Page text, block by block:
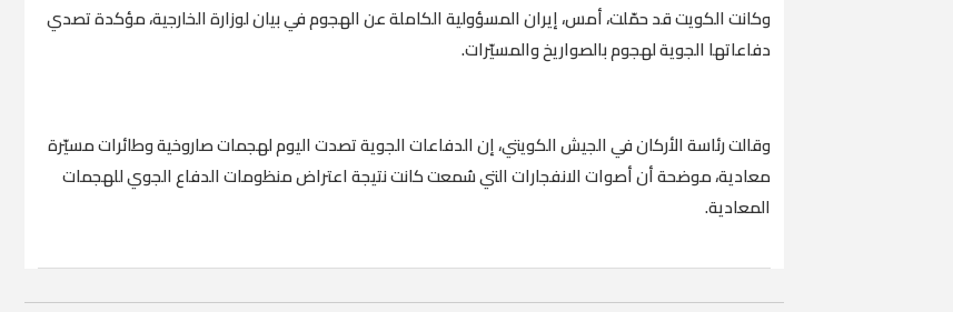
وكانت الكويت قد حمّلت، أمس، إيران المسؤولية الكاملة عن الهجوم في بيان لوزارة الخارجية، مؤكدة تصدي
دفاعاتها الجوية لهجوم بالصواريخ والمسيّرات.
وقالت رئاسة الأركان في الجيش الكويتي، إن الدفاعات الجوية تصدت اليوم لهجمات صاروخية وطائرات مسيّرة
معادية، موضحة أن أصوات الانفجارات التي سُمعت كانت نتيجة اعتراض منظومات الدفاع الجوي للهجمات
المعادية.